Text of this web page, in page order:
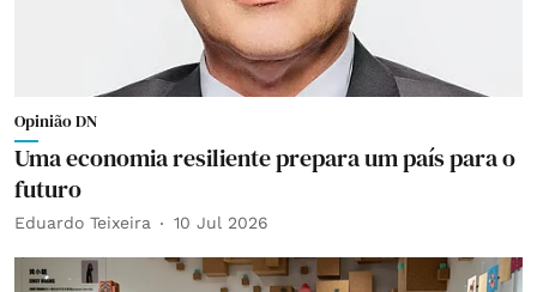
Opinião DN
Uma economia resiliente prepara um país para o
futuro
Eduardo Teixeira 10 Jul 2026